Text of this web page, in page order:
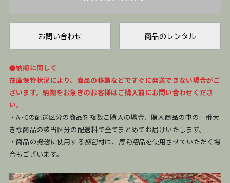
お問い合わせ 商品のレンタル
●納期に関して
在庫保管状況により、商品の移動などですぐに発送できない場合がご
ざいます。納期をお急ぎのお客様はご購入前にお問い合わせくださ
い。
・A~Cの配送区分の商品を複数ご購入の場合、購入商品の中の一番大
きな商品の該当区分の配送料で全てまとめてお届けいたします。
・商品の発送に使用する梱包材は、 再利用品を使用させていただく場
合もございます。